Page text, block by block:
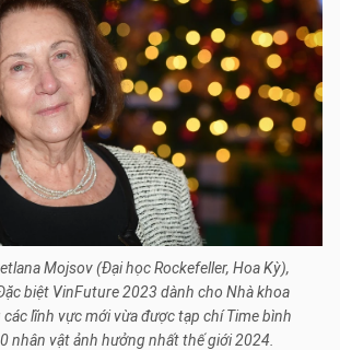
Mojsov (Đại học Rockefeller, Hoa Kỳ),
biệt VinFuture 2023 dành cho Nhà khoa
lĩnh vực mới vừa được tạp chí Time bình
nhân vật ảnh hưởng nhất thế giới 2024.